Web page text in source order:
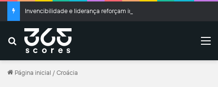
Buscar
Página inicial / Croácia